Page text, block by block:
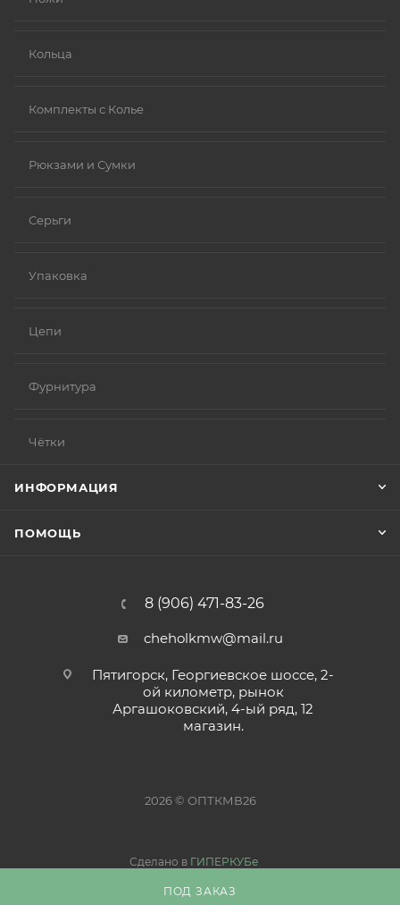
ПОД ЗАКАЗ
Кольца
Комплекты с Колье
Рюкзами и Сумки
Серьги
Упаковка
Цепи
Фурнитура
Чётки
ИНФОРМАЦИЯ
ПОМОЩЬ
8 (906) 471-83-26
cheholkmw@mail.ru
Пятигорск, Георгиевское шоссе, 2-
ой километр, рынок
Аргашоковский, 4-ый ряд, 12
магазин.
2026 © ОПТКМВ26
Сделано в ГИПЕРКУБе